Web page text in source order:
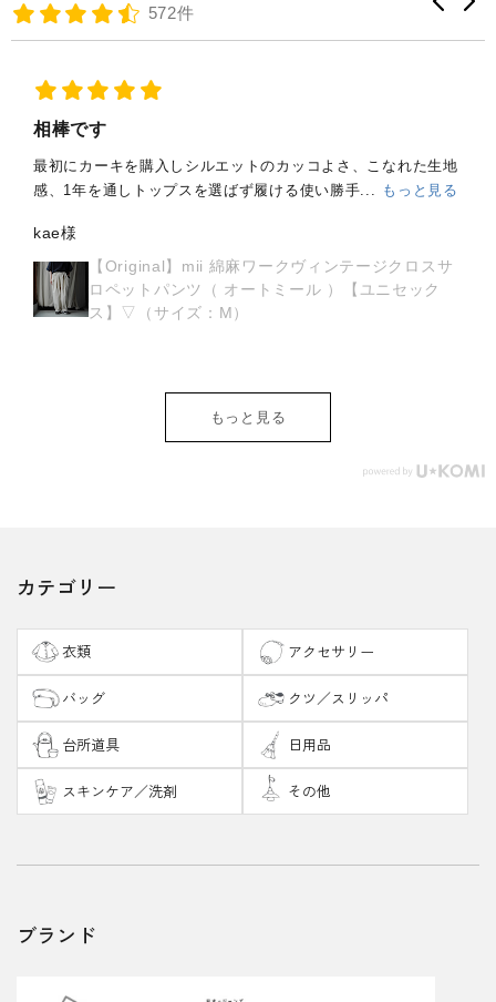
snh64-
#japanesetraditional
#madeinjapan ------------ 次
松“サンチノ”
『今日も機嫌よく。』 -産
を知ると、 楽しみが増え
県 @tripleo_official ・HUIS.
静岡県 @1_huis ・古橋織布
@teatrino_mimi ・佐々木響
@tatsumi_mokkou ・Repos
急うめだ本店 #遠州織物
#huis遠州織物 #古橋織布
#reposdemidi
572件
相棒です
最初にカーキを購入しシルエットのカッコよさ、こなれた生地
感、1年を通しトップスを選ばず履ける使い勝手...
もっと見る
kae様
【Original】mii 綿麻ワークヴィンテージクロスサ
ロペットパンツ（ オートミール ）【ユニセック
ス】▽（サイズ：M）
もっと見る
カテゴリー
衣類 アクセサリー
バッグ クツ／スリッパ
台所道具 日用品
スキンケア／洗剤 その他
ブランド